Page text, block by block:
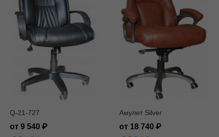
Q-21-727
от 9 540
Амулет Silver
от 18 740